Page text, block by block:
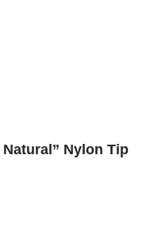
Nylon Tip